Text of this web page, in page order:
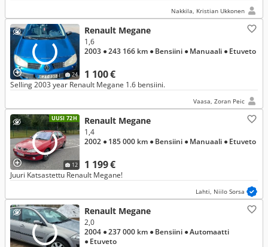
Nakkila, Kristian Ukkonen
24
Renault Megane
1 100 €
1,6
2003 ● 243 166 km ● Bensiini ● Manuaali ● Etuveto
Selling 2003 year Renault Megane 1.6 bensiini.
Vaasa, Zoran Peic
UUSI 72H
12
Renault Megane
1 199 €
1,4
2002 ● 185 000 km ● Bensiini ● Manuaali ● Etuveto
Juuri Katsastettu Renault Megane!
Lahti, Niilo Sorsa
Renault Megane
2,0
2004 ● 237 000 km ● Bensiini ● Automaatti
● Etuveto